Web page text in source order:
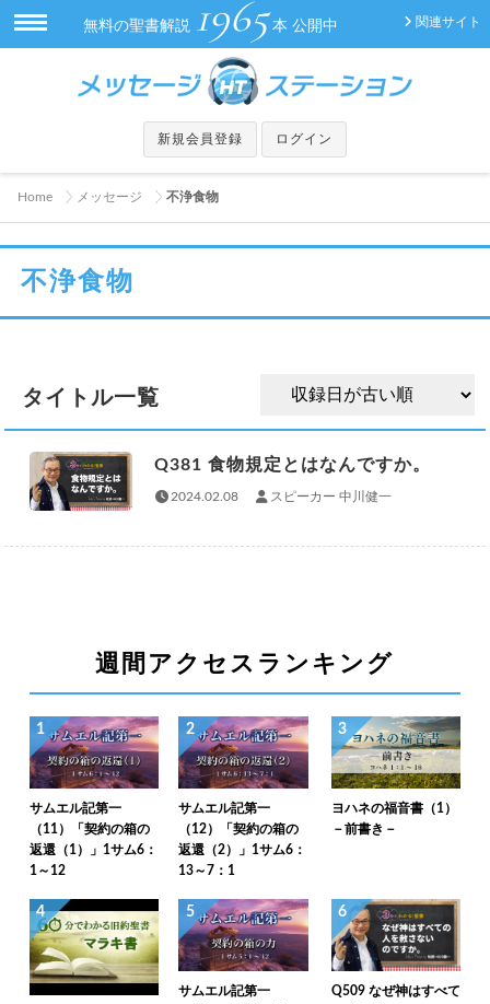
関連サイト
無料の聖書解説 1965 本 公開中
新規会員登録 ログイン
Home メッセージ 不浄食物
不浄食物
タイトル一覧
Q381 食物規定とはなんですか。
2024.02.08 スピーカー 中川健一
週間アクセスランキング
1
サムエル記第一
（11）「契約の箱の
返還（1）」1サム6：
1～12
2
サムエル記第一
（12）「契約の箱の
返還（2）」1サム6：
13～7：1
3
ヨハネの福音書（1）
－前書き－
4 5
サムエル記第一
6
Q509 なぜ神はすべて